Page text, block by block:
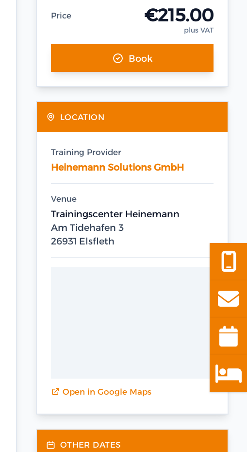
Price €215.00
plus VAT
Book
LOCATION
Training Provider
Heinemann Solutions GmbH
Venue
Trainingscenter Heinemann
Am Tidehafen 3
26931 Elsfleth
Open in Google Maps
OTHER DATES